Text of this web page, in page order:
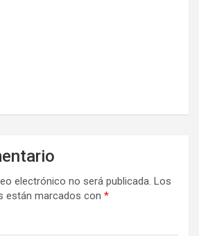
electrónico no será publicada. Los
están marcados con *